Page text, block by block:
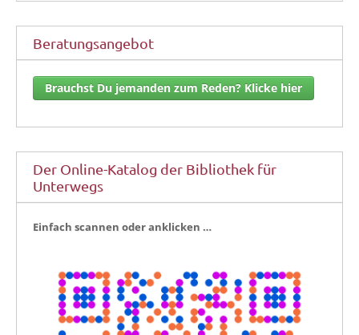
Beratungsangebot
Brauchst Du jemanden zum Reden? Klicke hier
Der Online-Katalog der Bibliothek für
Unterwegs
Ein­fach scan­nen oder anklicken …